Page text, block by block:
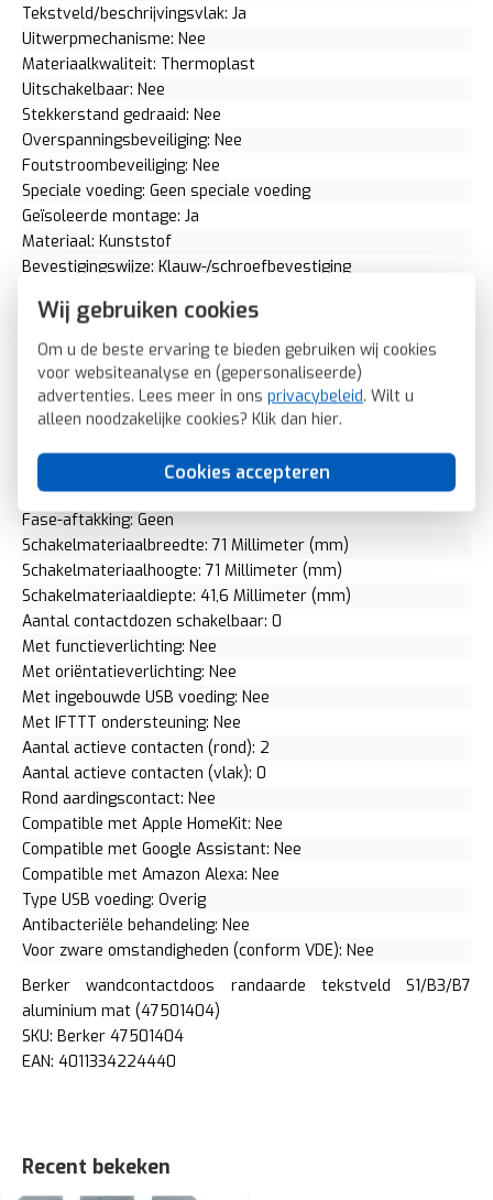
Wij gebruiken cookies
Om u de beste ervaring te bieden gebruiken wij cookies
voor websiteanalyse en (gepersonaliseerde)
advertenties. Lees meer in ons privacybeleid. Wilt u
alleen noodzakelijke cookies? Klik dan hier.
Cookies accepteren
Tekstveld/beschrijvingsvlak: Ja
Uitwerpmechanisme: Nee
Materiaalkwaliteit: Thermoplast
Uitschakelbaar: Nee
Stekkerstand gedraaid: Nee
Overspanningsbeveiliging: Nee
Foutstroombeveiliging: Nee
Speciale voeding: Geen speciale voeding
Geïsoleerde montage: Ja
Materiaal: Kunststof
Bevestigingswijze: Klauw-/schroefbevestiging
Opdruk/indicatie: Geen
RAL-nummer (vergelijkbaar): 9006
Slagvastheid: IK05
Transparant: Nee
Uitvoering oppervlakte: Mat
Met doorlusvoorziening: Nee
Geschikt voor beschermingsgraad (IP): IP20
Fase-aftakking: Geen
Schakelmateriaalbreedte: 71 Millimeter (mm)
Schakelmateriaalhoogte: 71 Millimeter (mm)
Schakelmateriaaldiepte: 41,6 Millimeter (mm)
Aantal contactdozen schakelbaar: 0
Met functieverlichting: Nee
Met oriëntatieverlichting: Nee
Met ingebouwde USB voeding: Nee
Met IFTTT ondersteuning: Nee
Aantal actieve contacten (rond): 2
Aantal actieve contacten (vlak): 0
Rond aardingscontact: Nee
Compatible met Apple HomeKit: Nee
Compatible met Google Assistant: Nee
Compatible met Amazon Alexa: Nee
Type USB voeding: Overig
Antibacteriële behandeling: Nee
Voor zware omstandigheden (conform VDE): Nee
Berker wandcontactdoos randaarde tekstveld S1/B3/B7
aluminium mat (47501404)
SKU: Berker 47501404
EAN: 4011334224440
Recent bekeken